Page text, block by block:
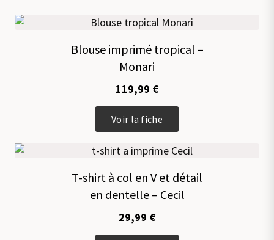
Blouse imprimé tropical –
Monari
119,99 €
Voir la fiche
plusieurs
Les
options
choisies
T-shirt à col en V et détail
en dentelle – Cecil
29,99 €